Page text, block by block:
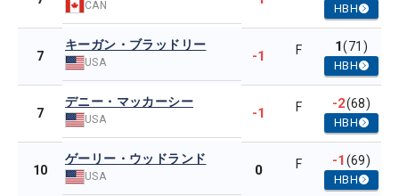
CAN HBH
7
キーガン・ブラッドリー
USA -1 F 1(71)
HBH
7
デニー・マッカーシー
USA -1 F -2(68)
HBH
10
ゲーリー・ウッドランド
USA 0 F -1(69)
HBH